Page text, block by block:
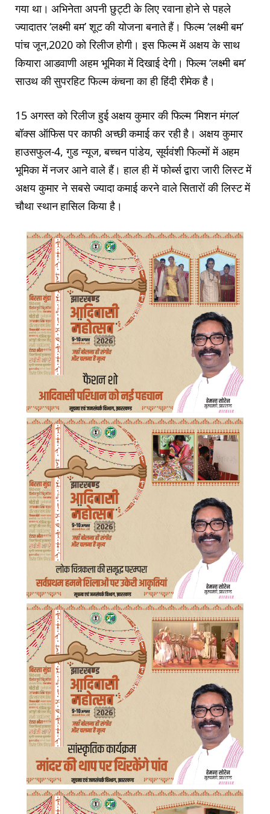
गया था। अभिनेता अपनी छुट्टी के लिए रवाना होने से पहले
ज्यादातर ‘लक्ष्मी बम’ शूट की योजना बनाते हैं। फिल्म ‘लक्ष्मी बम’
पांच जून,2020 को रिलीज होगी। इस फिल्म में अक्षय के साथ
कियारा आडवाणी अहम भूमिका में दिखाई देगी। फिल्म ‘लक्ष्मी बम’
साउथ की सुपरहिट फिल्म कंचना का ही हिंदी रीमेक है।
15 अगस्त को रिलीज हुई अक्षय कुमार की फिल्म ‘मिशन मंगल’
बॉक्स ऑफिस पर काफी अच्छी कमाई कर रही है। अक्षय कुमार
हाउसफुल-4, गुड न्यूज, बच्चन पांडेय, सूर्यवंशी फिल्मों में अहम
भूमिका में नजर आने वाले हैं। हाल ही में फोर्ब्स द्वारा जारी लिस्ट में
अक्षय कुमार ने सबसे ज्यादा कमाई करने वाले सितारों की लिस्ट में
चौथा स्थान हासिल किया है।